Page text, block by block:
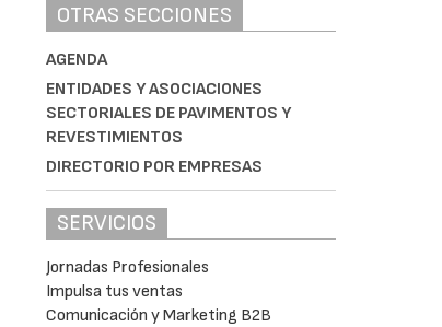
OTRAS SECCIONES
AGENDA
ENTIDADES Y ASOCIACIONES
SECTORIALES DE PAVIMENTOS Y
REVESTIMIENTOS
DIRECTORIO POR EMPRESAS
SERVICIOS
Jornadas Profesionales
Impulsa tus ventas
Comunicación y Marketing B2B